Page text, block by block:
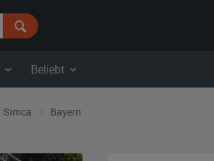
Beliebt
Simca Bayern